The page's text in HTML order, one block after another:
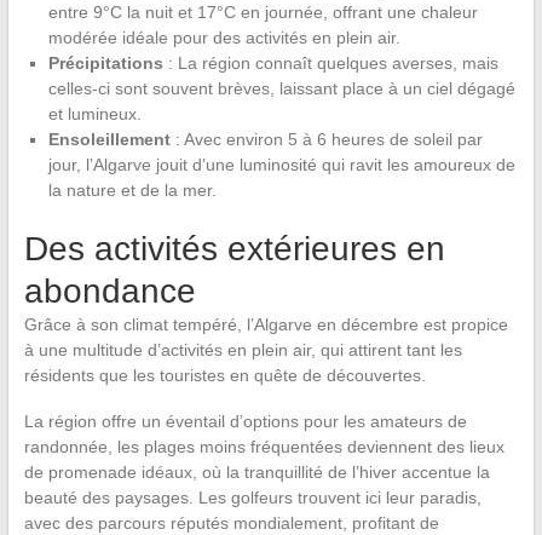
entre 9°C la nuit et 17°C en journée, offrant une chaleur
modérée idéale pour des activités en plein air.
Précipitations : La région connaît quelques averses, mais
celles-ci sont souvent brèves, laissant place à un ciel dégagé
et lumineux.
Ensoleillement: Avec environ 5 à 6 heures de soleil par
jour, l’Algarve jouit d’une luminosité qui ravit les amoureux de
la nature et de la mer.
Des activités extérieures en
abondance
Grâce à son climat tempéré, l’Algarve en décembre est propice
à une multitude d’activités en plein air, qui attirent tant les
résidents que les touristes en quête de découvertes.
La région offre un éventail d’options pour les amateurs de
randonnée, les plages moins fréquentées deviennent des lieux
de promenade idéaux, où la tranquillité de l’hiver accentue la
beauté des paysages. Les golfeurs trouvent ici leur paradis,
avec des parcours réputés mondialement, profitant de